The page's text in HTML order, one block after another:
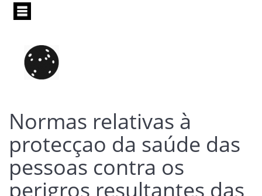
Pasar
principal
Normas relativas à
protecçao da saúde das
pessoas contra os
perigros resultantes das